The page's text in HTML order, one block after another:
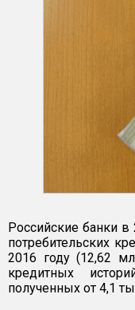
Российские банки
потребительских
2016 году (12,62
кредитных
полученных от 4,1